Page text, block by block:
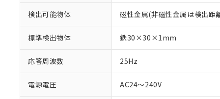
検出可能物体 磁性金属(非磁性金属は検出距
標準検出物体 鉄30×30×1mm
応答周波数 25Hz
電源電圧 AC24～240V